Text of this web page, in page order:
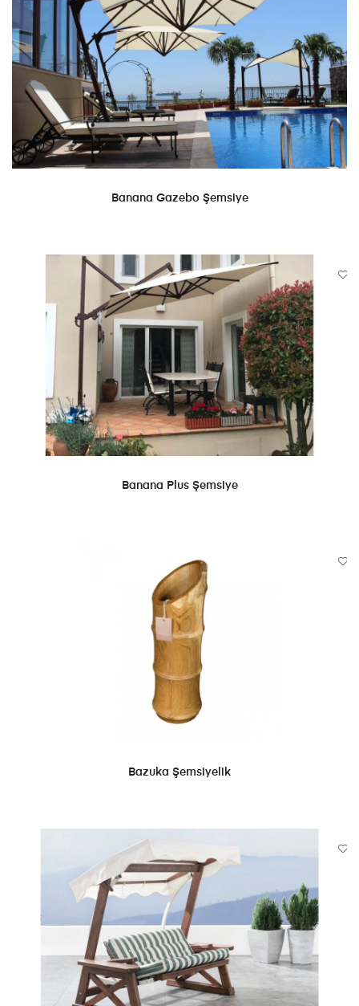
DEVAMINI OKU
Banana Gazebo Şemsiye
DEVAMINI OKU
Banana Plus Şemsiye
DEVAMINI OKU
Bazuka Şemsiyelik